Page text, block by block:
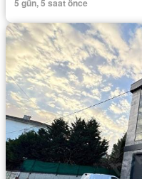
5 gün, 5 saat önce